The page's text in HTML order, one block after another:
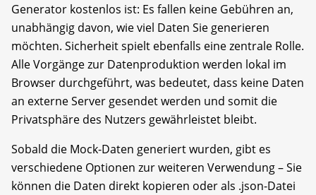
Generator kostenlos ist: Es fallen keine Gebühren an,
unabhängig davon, wie viel Daten Sie generieren
möchten. Sicherheit spielt ebenfalls eine zentrale Rolle.
Alle Vorgänge zur Datenproduktion werden lokal im
Browser durchgeführt, was bedeutet, dass keine Daten
an externe Server gesendet werden und somit die
Privatsphäre des Nutzers gewährleistet bleibt.
Sobald die Mock-Daten generiert wurden, gibt es
verschiedene Optionen zur weiteren Verwendung – Sie
können die Daten direkt kopieren oder als .json-Datei